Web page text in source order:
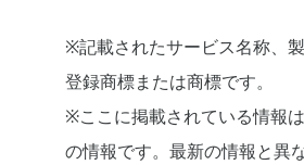
※記載されたサービス名称、
登録商標または商標です。
※ここに掲載されている情報
の情報です。最新の情報と異